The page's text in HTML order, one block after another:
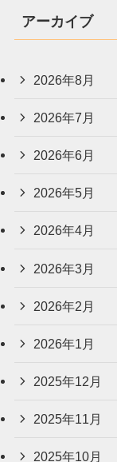
アーカイブ
2026年8月
2026年7月
2026年6月
2026年5月
2026年4月
2026年3月
2026年2月
2026年1月
2025年12月
2025年11月
2025年10月